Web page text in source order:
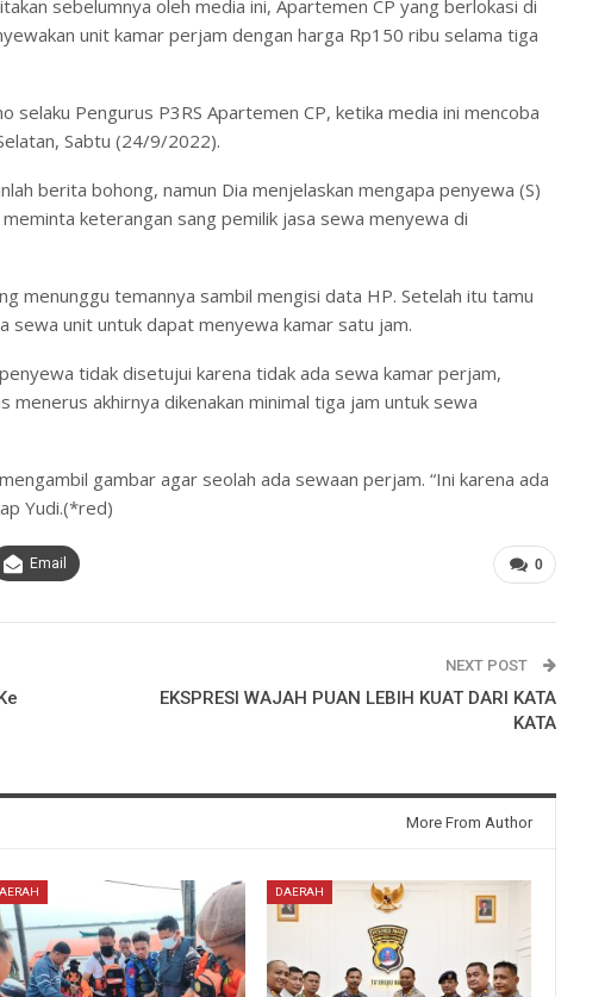
sebelumnya oleh media ini, Apartemen CP yang berlokasi di
unit kamar perjam dengan harga Rp150 ribu selama tiga
selaku Pengurus P3RS Apartemen CP, ketika media ini mencoba
Sabtu (24/9/2022).
berita bohong, namun Dia menjelaskan mengapa penyewa (S)
keterangan sang pemilik jasa sewa menyewa di
menunggu temannya sambil mengisi data HP. Setelah itu tamu
sewa unit untuk dapat menyewa kamar satu jam.
tidak disetujui karena tidak ada sewa kamar perjam,
akhirnya dikenakan minimal tiga jam untuk sewa
gambar agar seolah ada sewaan perjam. “Ini karena ada
Yudi.(*red)
0
Email
NEXT POST
EKSPRESI WAJAH PUAN LEBIH KUAT DARI KATA
KATA
More From Author
DAERAH